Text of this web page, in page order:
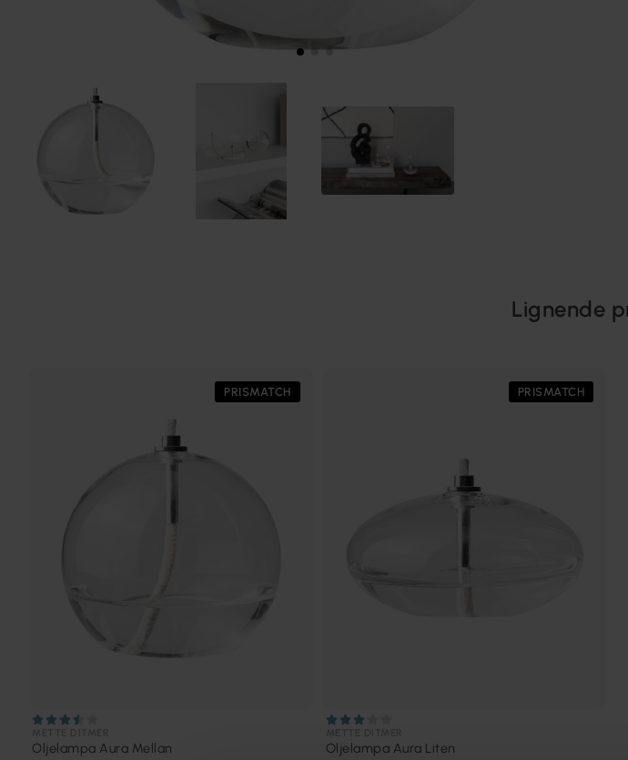
Lignende
PRISMATCH
Oljelampa Aura Mellan
PRISMATCH
Oljelampa Aura Liten